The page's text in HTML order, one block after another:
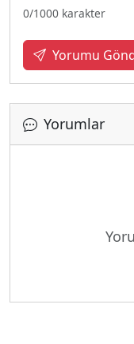
0/1000 karakter
Yorumu
Yorumlar